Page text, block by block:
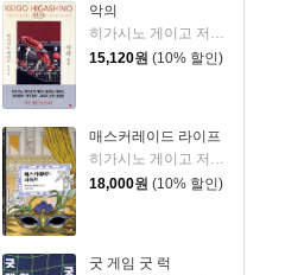
악의
히가시노 게이고 저/양윤옥 역
15,120원 (10% 할인)
매스커레이드 라이프
히가시노 게이고 저/김은모 역
18,000원 (10% 할인)
굿 게임 굿 럭